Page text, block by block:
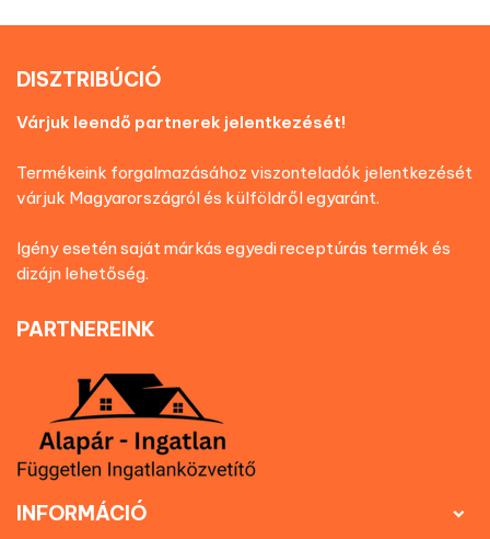
DISZTRIBÚCIÓ
Várjuk leendő partnerek jelentkezését!
Termékeink forgalmazásához viszonteladók jelentkezését
várjuk Magyarországról és külföldről egyaránt.
Igény esetén saját márkás egyedi receptúrás termék és
dizájn lehetőség.
PARTNEREINK
INFORMÁCIÓ 